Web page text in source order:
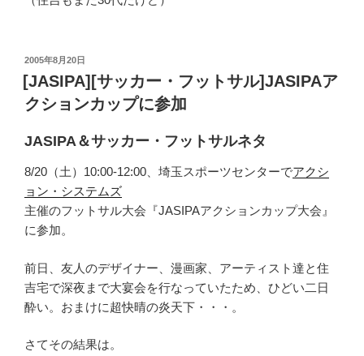
投
稿
日:
2005年8月20日
[JASIPA][サッカー・フットサル]JASIPAア
クションカップに参加
JASIPA＆サッカー・フットサルネタ
8/20（土）10:00-12:00、埼玉スポーツセンターでアクシ
ョン・システムズ
主催のフットサル大会『JASIPAアクションカップ大会』
に参加。
前日、友人のデザイナー、漫画家、アーティスト達と住
吉宅で深夜まで大宴会を行なっていたため、ひどい二日
酔い。おまけに超快晴の炎天下・・・。
さてその結果は。